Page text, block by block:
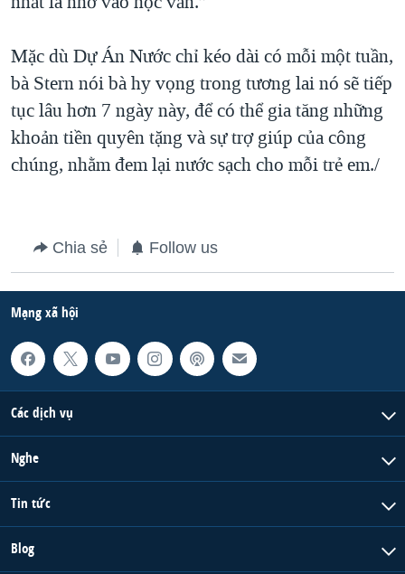
Mặc dù Dự Án Nước chỉ kéo dài có mỗi một tuần,
bà Stern nói bà hy vọng trong tương lai nó sẽ tiếp
tục lâu hơn 7 ngày này, để có thể gia tăng những
khoản tiền quyên tặng và sự trợ giúp của công
chúng, nhằm đem lại nước sạch cho mỗi trẻ em./
Chia sẻ Follow us
Mạng xã hội
Các dịch vụ
Nghe
Tin tức
Blog